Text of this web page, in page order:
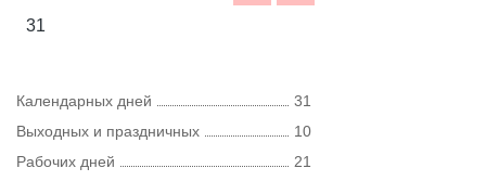
31
Календарных дней
31
Выходных и праздничных
10
Рабочих дней
21